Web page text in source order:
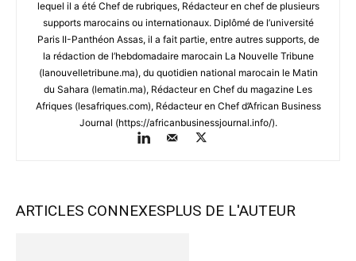
lequel il a été Chef de rubriques, Rédacteur en chef de plusieurs
supports marocains ou internationaux. Diplômé de l’université
Paris II-Panthéon Assas, il a fait partie, entre autres supports, de
la rédaction de l’hebdomadaire marocain La Nouvelle Tribune
(lanouvelletribune.ma), du quotidien national marocain le Matin
du Sahara (lematin.ma), Rédacteur en Chef du magazine Les
Afriques (lesafriques.com), Rédacteur en Chef d’African Business
Journal (https://africanbusinessjournal.info/).
ARTICLES CONNEXESPLUS DE L'AUTEUR